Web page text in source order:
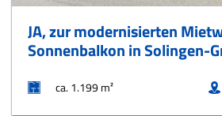
JA, zur modernisierten
Sonnenbalkon in Solingen-
ca. 1.199 m²